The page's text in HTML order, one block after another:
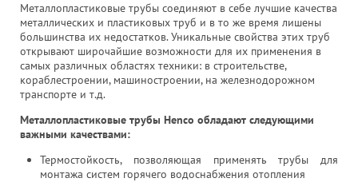
Металлопластиковые трубы соединяют в себе лучшие качества
металлических и пластиковых труб и в то же время лишены
большинства их недостатков. Уникальные свойства этих труб
открывают широчайшие возможности для их применения в
самых различных областях техники: в строительстве,
кораблестроении, машиностроении, на железнодорожном
транспорте и т.д.
Металлопластиковые трубы Henco обладают следующими
важными качествами:
Термостойкость, позволяющая применять трубы для
монтажа систем горячего водоснабжения отопления